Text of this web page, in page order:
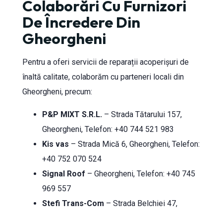
Colaborări Cu Furnizori
De Încredere Din
Gheorgheni
Pentru a oferi servicii de reparații acoperișuri de
înaltă calitate, colaborăm cu parteneri locali din
Gheorgheni, precum:
P&P MIXT S.R.L.– Strada Tătarului 157,
Gheorgheni, Telefon: +40 744 521 983
Kis vas – Strada Mică 6, Gheorgheni, Telefon:
+40 752 070 524
Signal Roof – Gheorgheni, Telefon: +40 745
969 557
Stefi Trans-Com – Strada Belchiei 47,